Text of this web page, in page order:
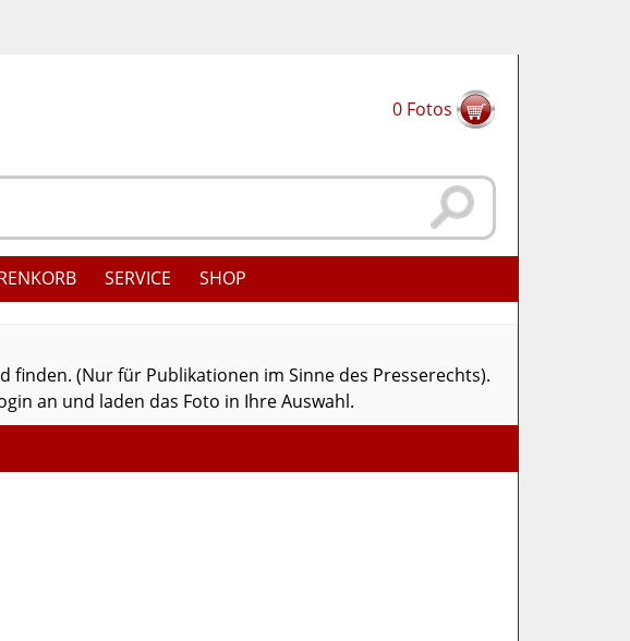
0 Fotos
SERVICE SHOP
finden. (Nur für Publikationen im Sinne des Presserechts).
an und laden das Foto in Ihre Auswahl.